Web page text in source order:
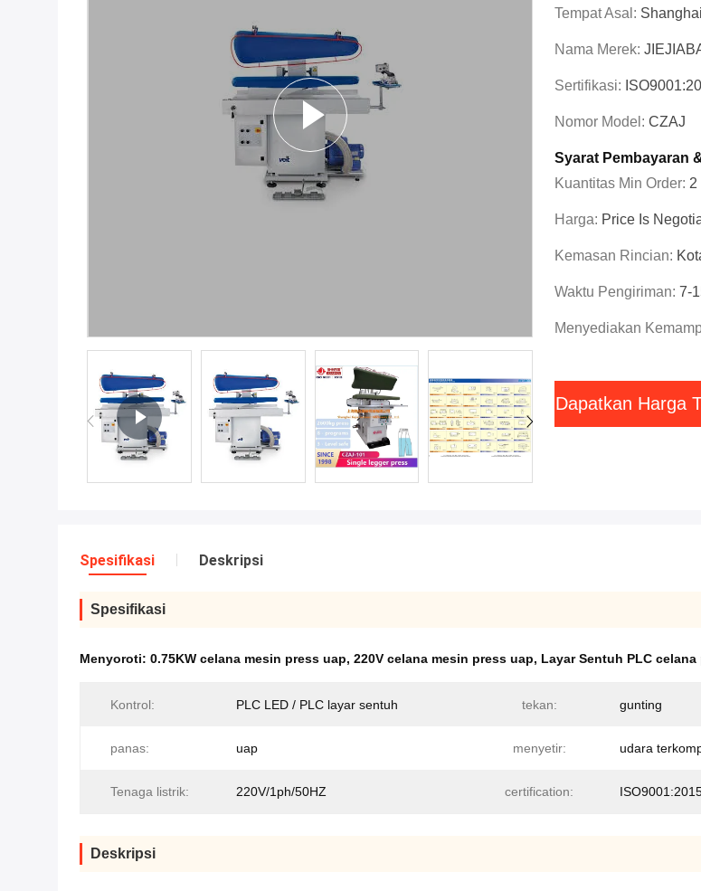
Tempat Asal:
Nama Merek:
Sertifikasi:
Nomor Model: CZAJ
Syarat Pembayaran
Kuantitas Min Order: 2
Harga: Price Is
Kemasan Rincian:
Waktu Pengiriman: 7-
Menyediakan
Dapatkan Harga
Spesifikasi Deskripsi
Spesifikasi
Menyoroti: 0.75KW celana mesin press uap, 220V celana mesin press uap, Layar Sentuh PLC celana
Kontrol: PLC LED / PLC layar sentuh tekan: gunting
panas: uap menyetir: udara
Tenaga listrik: 220V/1ph/50HZ certification:
Deskripsi